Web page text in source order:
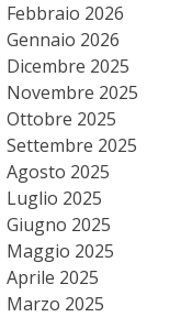
Febbraio 2026
Gennaio 2026
Dicembre 2025
Novembre 2025
Ottobre 2025
Settembre 2025
Agosto 2025
Luglio 2025
Giugno 2025
Maggio 2025
Aprile 2025
Marzo 2025